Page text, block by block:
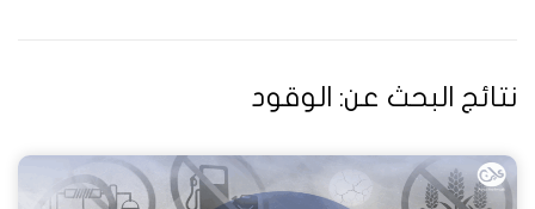
نتائج البحث عن: الوقود